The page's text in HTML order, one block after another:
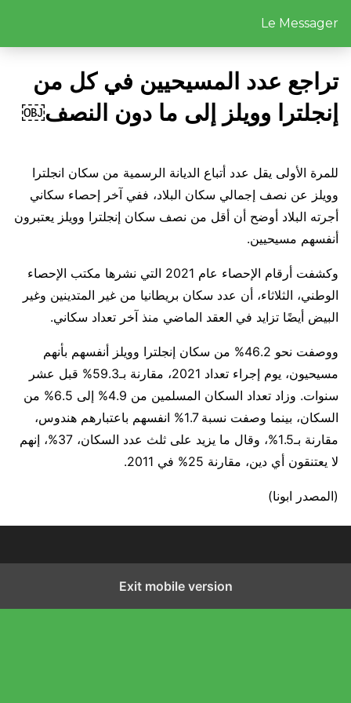
Le Messager
تراجع عدد المسيحيين في كل من
إنجلترا وويلز إلى ما دون النصف￼
للمرة الأولى يقل عدد أتباع الديانة الرسمية من سكان انجلترا
وويلز عن نصف إجمالي سكان البلاد، ففي آخر إحصاء سكاني
أجرته البلاد أوضح أن أقل من نصف سكان إنجلترا وويلز يعتبرون
أنفسهم مسيحيين.
وكشفت أرقام الإحصاء عام 2021 التي نشرها مكتب الإحصاء
الوطني، الثلاثاء، أن عدد سكان بريطانيا من غير المتدينين وغير
البيض أيضًا تزايد في العقد الماضي منذ آخر تعداد سكاني.
ووصفت نحو 46.2% من سكان إنجلترا وويلز أنفسهم بأنهم
مسيحيون، يوم إجراء تعداد 2021، مقارنة بـ59.3% قبل عشر
سنوات. وزاد تعداد السكان المسلمين من 4.9% إلى 6.5% من
السكان، بينما وصفت نسبة 1.7% انفسهم باعتبارهم هندوس،
مقارنة بـ1.5%، وقال ما يزيد على ثلث عدد السكان، 37%، إنهم
لا يعتنقون أي دين، مقارنة 25% في 2011.
(المصدر ابونا)
Exit mobile version